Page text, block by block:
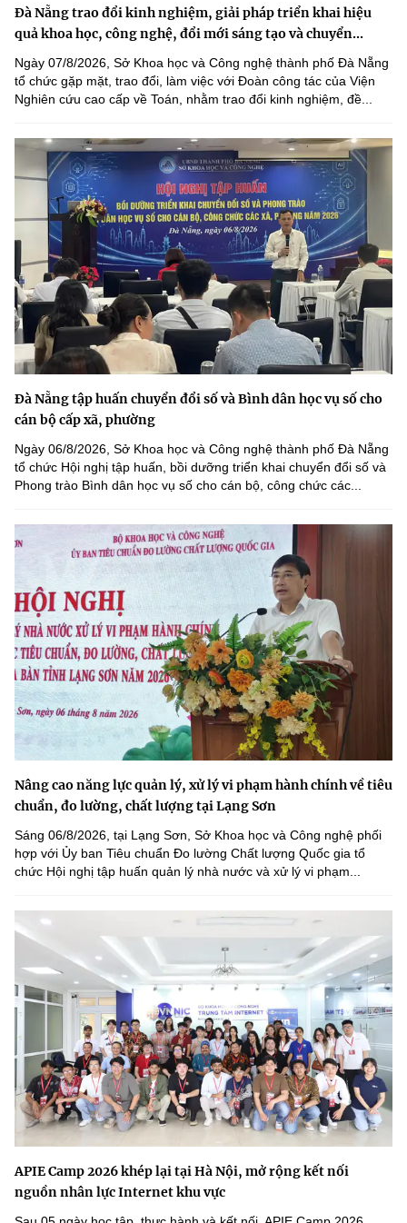
Đà Nẵng trao đổi kinh nghiệm, giải pháp triển khai hiệu
quả khoa học, công nghệ, đổi mới sáng tạo và chuyển...
Ngày 07/8/2026, Sở Khoa học và Công nghệ thành phố Đà Nẵng
tổ chức gặp mặt, trao đổi, làm việc với Đoàn công tác của Viện
Nghiên cứu cao cấp về Toán, nhằm trao đổi kinh nghiệm, đề...
Đà Nẵng tập huấn chuyển đổi số và Bình dân học vụ số cho
cán bộ cấp xã, phường
Ngày 06/8/2026, Sở Khoa học và Công nghệ thành phố Đà Nẵng
tổ chức Hội nghị tập huấn, bồi dưỡng triển khai chuyển đổi số và
Phong trào Bình dân học vụ số cho cán bộ, công chức các...
Nâng cao năng lực quản lý, xử lý vi phạm hành chính về tiêu
chuẩn, đo lường, chất lượng tại Lạng Sơn
Sáng 06/8/2026, tại Lạng Sơn, Sở Khoa học và Công nghệ phối
hợp với Ủy ban Tiêu chuẩn Đo lường Chất lượng Quốc gia tổ
chức Hội nghị tập huấn quản lý nhà nước và xử lý vi phạm...
APIE Camp 2026 khép lại tại Hà Nội, mở rộng kết nối
nguồn nhân lực Internet khu vực